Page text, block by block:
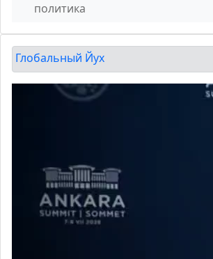
политика
Глобальный Йух